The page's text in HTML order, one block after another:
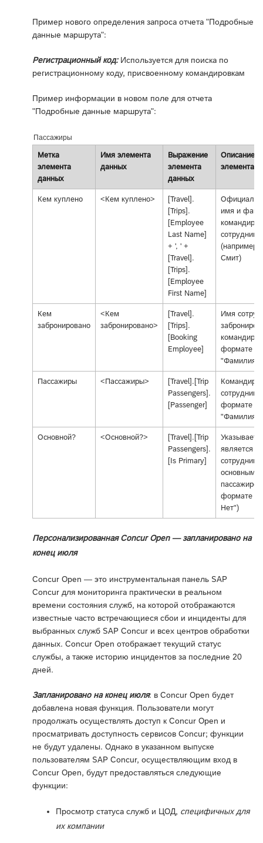
Пример нового определения запроса отчета "Подробные
данные маршрута":
Регистрационный код:Используется для поиска по
регистрационному коду, присвоенному командировкам
Пример информации в новом поле для отчета
"Подробные данные маршрута":
Пассажиры
Метка
элемента
данных
Имя элемента
данных
Выражение
элемента
данных
Описание
элемента
Кем куплено <Кем куплено>
[Travel].
[Trips].
[Employee
Last Name]
+ ', ' +
[Travel].
[Trips].
[Employee
First Name]
имя и
сотрудника
(например,
Смит)
Кем
забронировано
<Кем
забронировано>
[Travel].
[Trips].
[Booking
Employee]
Имя
формате
"Фамилия,
Пассажиры <Пассажиры>
[Travel].[Trip
Passengers].
[Passenger]
сотрудник
формате
"Фамилия,
Основной? <Основной?>
[Travel].[Trip
Passengers].
[Is Primary]
Указывает,
является
сотрудник
основным
формате
Нет")
Персонализированная Concur Open — запланировано на
конец июля
Concur Open — это инструментальная панель SAP
Concur для мониторинга практически в реальном
времени состояния служб, на которой отображаются
известные часто встречающиеся сбои и инциденты для
выбранных служб SAP Concur и всех центров обработки
данных. Concur Open отображает текущий статус
службы, а также историю инцидентов за последние 20
дней.
Запланировано на конец июля: в Concur Open будет
добавлена новая функция. Пользователи могут
продолжать осуществлять доступ к Concur Open и
просматривать доступность сервисов Concur; функции
не будут удалены. Однако в указанном выпуске
пользователям SAP Concur, осуществляющим вход в
Concur Open, будут предоставляться следующие
функции:
Просмотр статуса служб и ЦОД, специфичных для
их компании